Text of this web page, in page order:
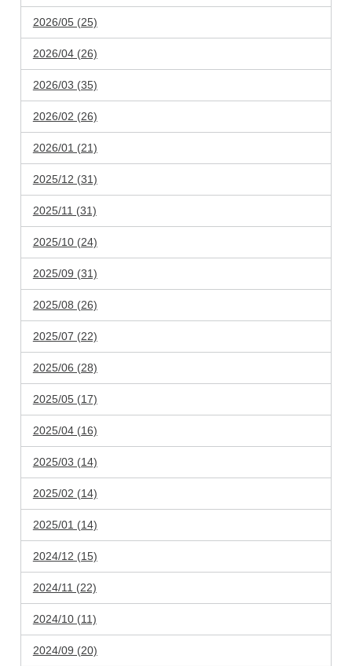
2026/05 (25)
2026/04 (26)
2026/03 (35)
2026/02 (26)
2026/01 (21)
2025/12 (31)
2025/11 (31)
2025/10 (24)
2025/09 (31)
2025/08 (26)
2025/07 (22)
2025/06 (28)
2025/05 (17)
2025/04 (16)
2025/03 (14)
2025/02 (14)
2025/01 (14)
2024/12 (15)
2024/11 (22)
2024/10 (11)
2024/09 (20)